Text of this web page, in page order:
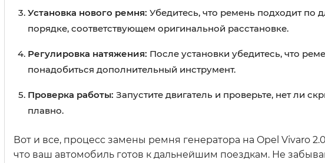
Установка нового ремня: Убедитесь, что ремень подходит
порядке, соответствующем оригинальной расстановке.
Регулировка натяжения: После установки убедитесь, что
понадобиться дополнительный инструмент.
Проверка работы: Запустите двигатель и проверьте, нет ли
плавно.
Вот и все, процесс замены ремня генератора на Opel Vivaro
что ваш автомобиль готов к дальнейшим поездкам. Не